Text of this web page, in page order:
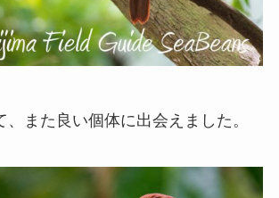
、また良い個体に出会えました。